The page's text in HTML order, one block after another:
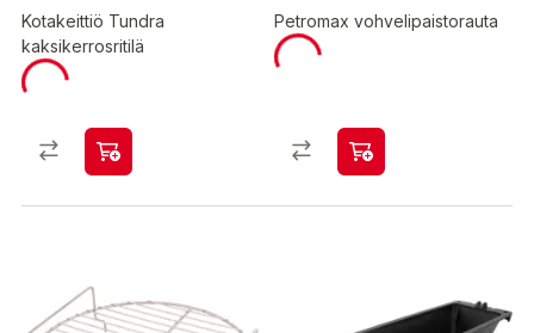
Kotakeittiö Tundra
kaksikerrosritilä
Petromax vohvelipaistorauta